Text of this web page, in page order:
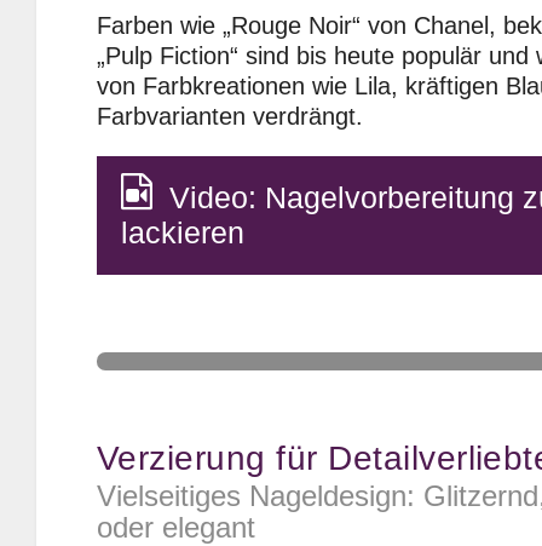
Farben wie „Rouge Noir“ von Chanel,
„Pulp Fiction“ sind bis heute populär und
von Farbkreationen wie Lila, kräftigen
Farbvarianten verdrängt.
Video: Nagelvorbereitung
lackieren
Verzierung für
Vielseitiges Nageldesign:
oder elegant